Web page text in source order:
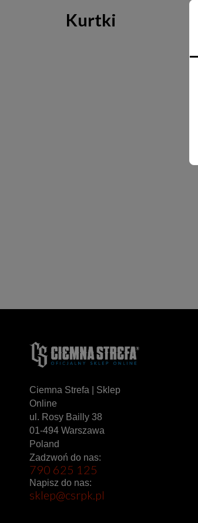
Kurtki
Ciemna Strefa | Sklep
Online
ul. Rosy Bailly 38
01-494 Warszawa
Poland
Zadzwoń do nas:
790 625 125
Napisz do nas:
sklep@csrpk.pl